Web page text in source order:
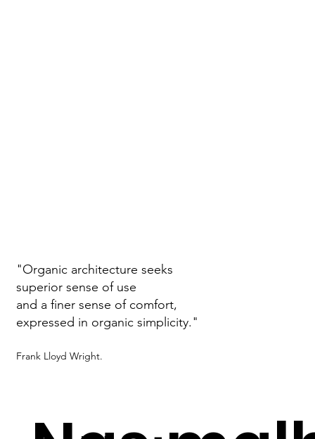
"Organic architecture seeks
superior sense of use
and a finer sense of comfort,
expressed in organic simplicity."
Frank Lloyd Wright.